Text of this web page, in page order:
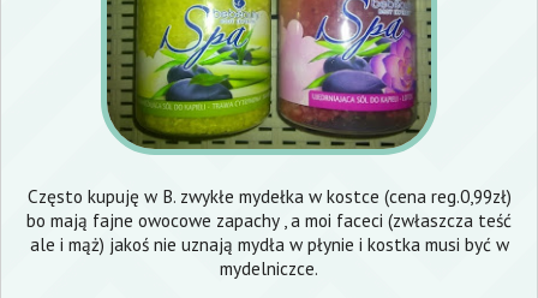
Często kupuję w B. zwykłe mydełka w kostce (cena reg.0,99zł)
bo mają fajne owocowe zapachy , a moi faceci (zwłaszcza teść
ale i mąż) jakoś nie uznają mydła w płynie i kostka musi być w
mydelniczce.